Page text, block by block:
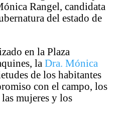
Rangel, candidata
del estado de
en la Plaza
laDra. Mónica
de los habitantes
con el campo, los
mujeres y los